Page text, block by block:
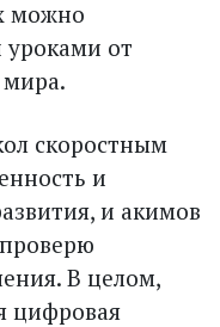
можно
уроками от
скоростным
и
и акимов
В целом,
цифровая